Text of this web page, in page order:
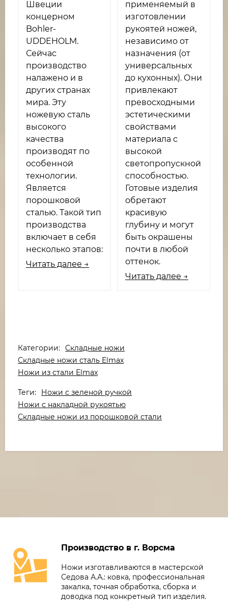
Швеции
концерном
Bohler-
UDDEHOLM.
Сейчас
производство
налажено и в
других странах
мира. Эту
ножевую сталь
высокого
качества
производят по
особенной
технологии.
Является
порошковой
сталью. Такой тип
производства
включает в себя
несколько этапов:
Читать далее →
применяемый в
изготовлении
рукоятей ножей,
независимо от
назначения (от
универсальных
до кухонных). Они
привлекают
превосходными
эстетическими
свойствами
материала с
высокой
светопропускной
способностью.
Готовые изделия
обретают
красивую
глубину и могут
быть окрашены
почти в любой
оттенок.
Читать далее →
Категории: Складные ножи
Складные ножи сталь Elmax
Ножи из стали Elmax
Теги:
Ножи с зеленой ручкой
Ножи с накладной рукоятью
Складные ножи из порошковой стали
Производство в г. Ворсма
Ножи изготавливаются в мастерской
Седова А.А.: ковка, профессиональная
закалка, точная обработка, сборка и
доводка под конкретный тип изделия.